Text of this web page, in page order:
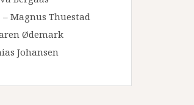
Magnus Thuestad
Ødemark
Johansen